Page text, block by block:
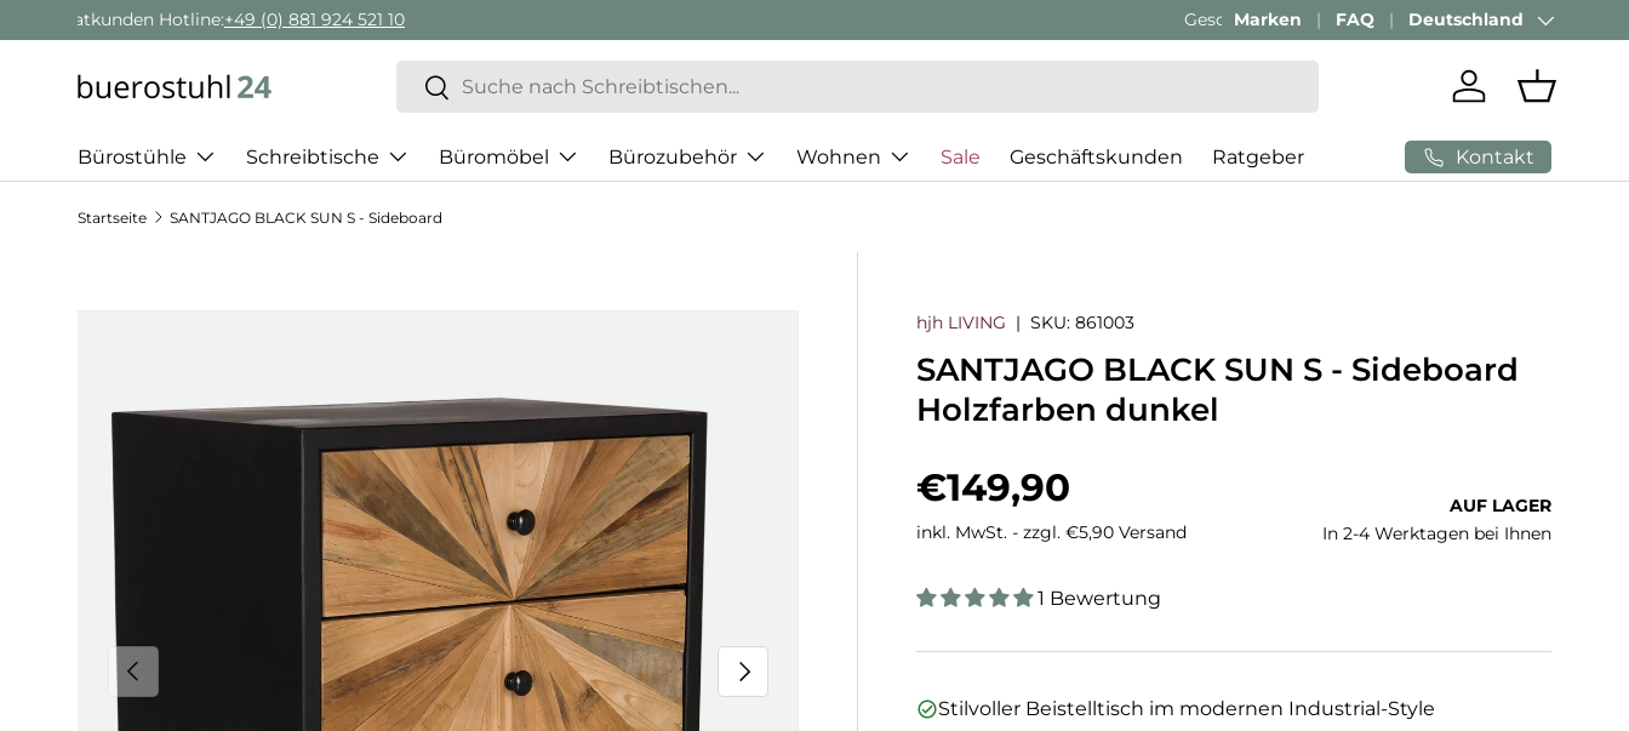
Direkt zum Inhalt
Geschäftskunden Beratung: + 49 (0) 881 924 521 22 Passenden Bürostuhl finden mitAI-Beratung
Marken FAQ Land/Region
Deutschland
Suchen
Suchen
Einloggen
Bürostühle Schreibtische Büromöbel Bürozubehör Wohnen Sale Geschäftskunden Ratgeber Kontakt
Startseite SANTJAGO BLACK SUN S - Sideboard
Vorherige Nächste
hjh LIVING |SKU: 861003
SANTJAGO BLACK SUN S - Sideboard
Holzfarben dunkel
Normaler Preis
€149,90
inkl. MwSt. - zzgl. €5,90 Versand
AUF LAGER
In 2-4 Werktagen bei Ihnen
1 Bewertung
Stilvoller Beistelltisch im modernen Industrial-Style